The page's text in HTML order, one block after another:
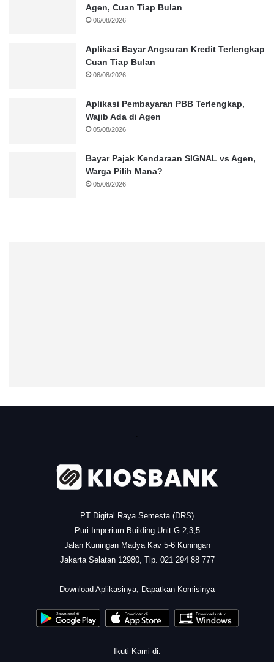
Agen, Cuan Tiap Bulan
06/08/2026
Aplikasi Bayar Angsuran Kredit Terlengkap
Cuan Tiap Bulan
06/08/2026
Aplikasi Pembayaran PBB Terlengkap,
Wajib Ada di Agen
05/08/2026
Bayar Pajak Kendaraan SIGNAL vs Agen,
Warga Pilih Mana?
05/08/2026
PT Digital Raya Semesta (DRS)
Puri Imperium Building Unit G 2,3,5
Jalan Kuningan Madya Kav 5-6 Kuningan
Jakarta Selatan 12980, Tlp. 021 294 88 777
Download Aplikasinya, Dapatkan Komisinya
Ikuti Kami di: